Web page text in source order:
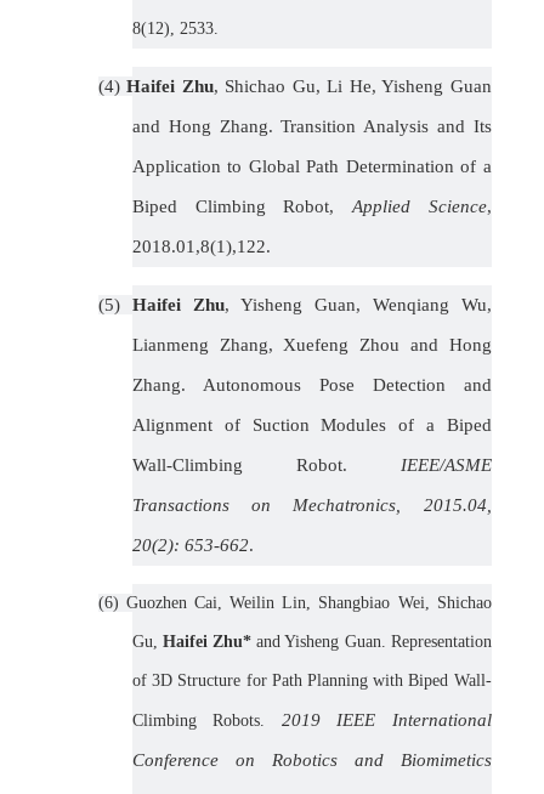
8(12), 2533.
(4)Haifei Zhu, Shichao Gu, Li He, Yisheng Guan
and Hong Zhang. Transition Analysis and Its
Application to Global Path Determination of a
Biped Climbing Robot, Applied Science,
2018.01,8(1),122.
(5) Haifei Zhu, Yisheng Guan, Wenqiang Wu,
Lianmeng Zhang, Xuefeng Zhou and Hong
Zhang. Autonomous Pose Detection and
Alignment of Suction Modules of a Biped
Wall-Climbing Robot. IEEE/ASME
Transactions on Mechatronics, 2015.04,
20(2): 653-662.
(6)Guozhen Cai, Weilin Lin, Shangbiao Wei, Shichao
Gu,Haifei Zhu* and Yisheng Guan. Representation
of 3D Structure for Path Planning with Biped Wall-
Climbing Robots. 2019 IEEE International
Conference on Robotics and Biomimetics